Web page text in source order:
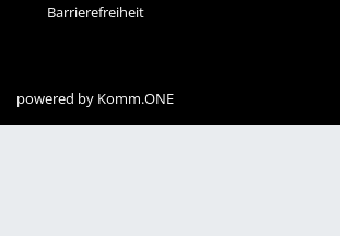
Barrierefreiheit
powered by Komm.ONE